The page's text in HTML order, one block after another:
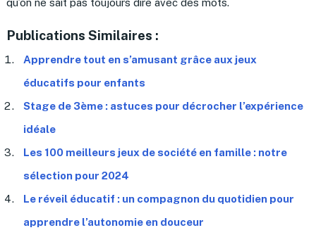
qu’on ne sait pas toujours dire avec des mots.
Publications Similaires :
Apprendre tout en s’amusant grâce aux jeux
éducatifs pour enfants
Stage de 3ème : astuces pour décrocher l’expérience
idéale
Les 100 meilleurs jeux de société en famille : notre
sélection pour 2024
Le réveil éducatif : un compagnon du quotidien pour
apprendre l’autonomie en douceur